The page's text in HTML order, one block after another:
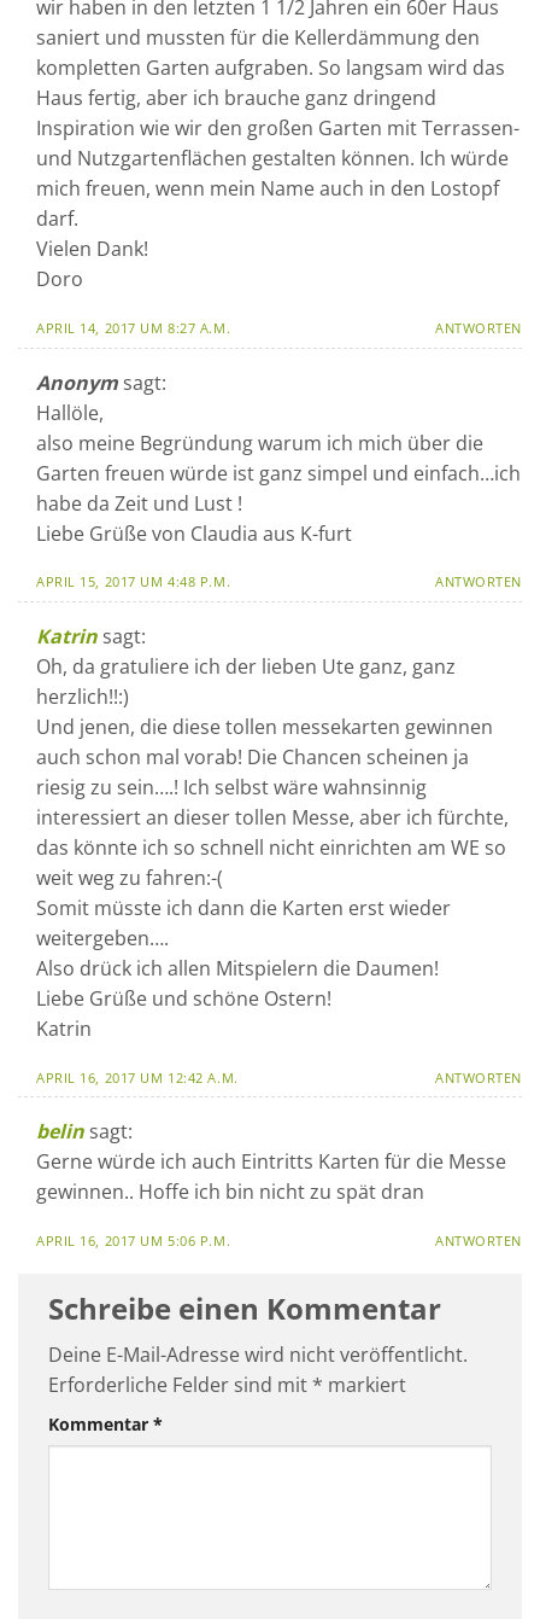
wir haben in den letzten 1 1/2 Jahren ein 60er Haus
saniert und mussten für die Kellerdämmung den
kompletten Garten aufgraben. So langsam wird das
Haus fertig, aber ich brauche ganz dringend
Inspiration wie wir den großen Garten mit Terrassen-
und Nutzgartenflächen gestalten können. Ich würde
mich freuen, wenn mein Name auch in den Lostopf
darf.
Vielen Dank!
Doro
APRIL 14, 2017 UM 8:27 A.M. ANTWORTEN
Anonym sagt:
Hallöle,
also meine Begründung warum ich mich über die
Garten freuen würde ist ganz simpel und einfach…ich
habe da Zeit und Lust !
Liebe Grüße von Claudia aus K-furt
APRIL 15, 2017 UM 4:48 P.M. ANTWORTEN
Katrin sagt:
Oh, da gratuliere ich der lieben Ute ganz, ganz
herzlich!!:)
Und jenen, die diese tollen messekarten gewinnen
auch schon mal vorab! Die Chancen scheinen ja
riesig zu sein….! Ich selbst wäre wahnsinnig
interessiert an dieser tollen Messe, aber ich fürchte,
das könnte ich so schnell nicht einrichten am WE so
weit weg zu fahren:-(
Somit müsste ich dann die Karten erst wieder
weitergeben….
Also drück ich allen Mitspielern die Daumen!
Liebe Grüße und schöne Ostern!
Katrin
APRIL 16, 2017 UM 12:42 A.M. ANTWORTEN
belin sagt:
Gerne würde ich auch Eintritts Karten für die Messe
gewinnen.. Hoffe ich bin nicht zu spät dran
APRIL 16, 2017 UM 5:06 P.M. ANTWORTEN
Schreibe einen Kommentar
Deine E-Mail-Adresse wird nicht veröffentlicht.
Erforderliche Felder sind mit * markiert
Kommentar *